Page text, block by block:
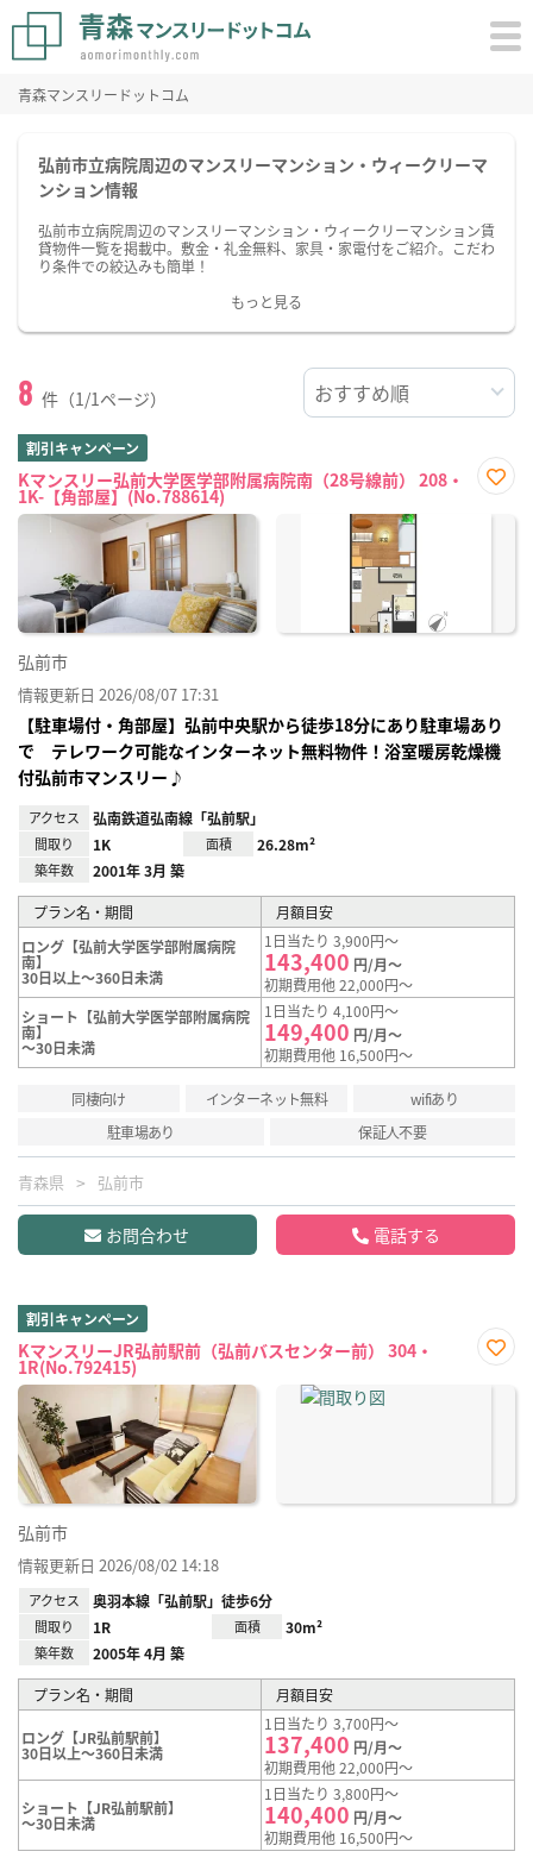
青森マンスリードットコム
弘前市立病院周辺のマンスリーマンション・ウィークリーマ
ンション情報
弘前市立病院周辺のマンスリーマンション・ウィークリーマンション賃
貸物件一覧を掲載中。敷金・礼金無料、家具・家電付をご紹介。こだわ
り条件での絞込みも簡単！
もっと見る
8 件（1/1ページ）
割引キャンペーン
Kマンスリー弘前大学医学部附属病院南（28号線前） 208・
1K-【角部屋】(No.788614)
に入
弘前市
情報更新日 2026/08/07 17:31
【駐車場付・角部屋】弘前中央駅から徒歩18分にあり駐車場あり
で テレワーク可能なインターネット無料物件！浴室暖房乾燥機
付弘前市マンスリー♪
アクセス 弘南鉄道弘南線「弘前駅」
間取り 1K 面積 26.28m²
築年数 2001年 3月 築
プラン名・期間
月額目安
ロング【弘前大学医学部附属病院
南】
30日以上～360日未満
1日当たり 3,900円～
143,400 円/月～
初期費用他 22,000円～
ショート【弘前大学医学部附属病院
南】
～30日未満
1日当たり 4,100円～
149,400 円/月～
初期費用他 16,500円～
同棲向け インターネット無料
wifiあり
駐車場あり
保証人不要
青森県 弘前市
お問合わせ 電話する
割引キャンペーン
KマンスリーJR弘前駅前（弘前バスセンター前） 304・
1R(No.792415)
に入
弘前市
情報更新日 2026/08/02 14:18
アクセス 奥羽本線「弘前駅」徒歩6分
間取り 1R 面積 30m²
築年数 2005年 4月 築
プラン名・期間 月額目安
ロング【JR弘前駅前】
30日以上～360日未満
1日当たり 3,700円～
137,400 円/月～
初期費用他 22,000円～
ショート【JR弘前駅前】
～30日未満
1日当たり 3,800円～
140,400 円/月～
初期費用他 16,500円～